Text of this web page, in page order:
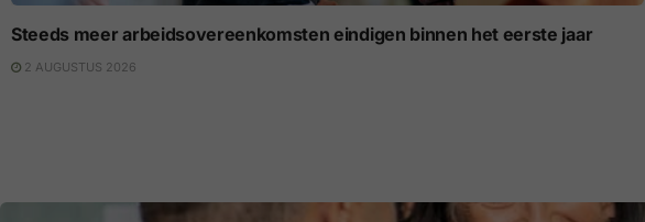
Steeds meer arbeidsovereenkomsten eindigen binnen het eerste jaar
2 AUGUSTUS 2026